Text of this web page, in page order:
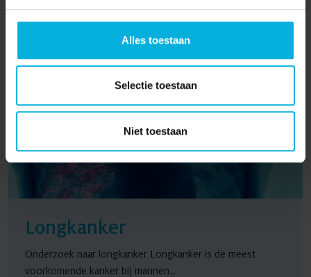
Alles toestaan
Selectie toestaan
Niet toestaan
Longkanker
Onderzoek naar longkanker Longkanker is de meest
voorkomende kanker bij mannen...